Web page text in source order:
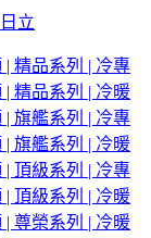
立
| 精品系列 | 冷專
| 精品系列 | 冷暖
| 旗艦系列 | 冷專
| 旗艦系列 | 冷暖
| 頂級系列 | 冷專
| 頂級系列 | 冷暖
| 尊榮系列 | 冷暖